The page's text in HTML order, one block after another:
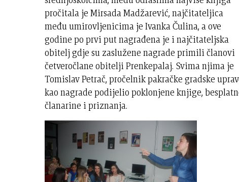
pročitala je Mirsada Madžarević, najčitateljica
među umirovljenicima je Ivanka Čulina, a ove
godine po prvi put nagrađena je i najčitateljska
obitelj gdje su zaslužene nagrade primili članovi
četveročlane obitelji Prenkepalaj. Svima njima je
Tomislav Petrač, pročelnik pakračke gradske
kao nagrade podijelio poklonjene knjige,
članarine i priznanja.